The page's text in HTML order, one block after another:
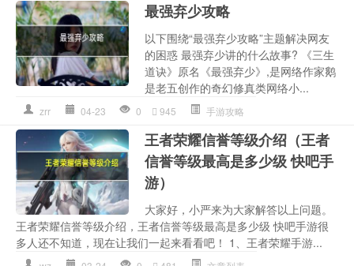
最强弃少攻略
以下围绕“最强弃少攻略”主题解决网友
的困惑 最强弃少讲的什么故事? 《三生
道诀》原名《最强弃少》,是网络作家鹅
是老五创作的奇幻修真类网络小...
zrr 04-23 0 945 手游攻略
王者荣耀信誉等级介绍（王者
信誉等级最高是多少级 快吧手
游）
大家好，小严来为大家解答以上问题。
王者荣耀信誉等级介绍，王者信誉等级最高是多少级 快吧手游很
多人还不知道，现在让我们一起来看看吧！ 1、王者荣耀手游...